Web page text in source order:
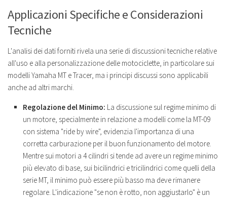
Applicazioni Specifiche e Considerazioni
Tecniche
L'analisi dei dati forniti rivela una serie di discussioni tecniche relative
all'uso e alla personalizzazione delle motociclette, in particolare sui
modelli Yamaha MT e Tracer, ma i principi discussi sono applicabili
anche ad altri marchi.
Regolazione del Minimo: La discussione sul regime minimo di
un motore, specialmente in relazione a modelli come la MT-09
con sistema "ride by wire", evidenzia l'importanza di una
corretta carburazione per il buon funzionamento del motore.
Mentre sui motori a 4 cilindri si tende ad avere un regime minimo
più elevato di base, sui bicilindrici e tricilindrici come quelli della
serie MT, il minimo può essere più basso ma deve rimanere
regolare. L'indicazione "se non è rotto, non aggiustarlo" è un